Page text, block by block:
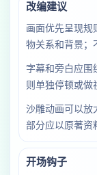
改编建议
画面优先呈现规
物关系和背景；
字幕和旁白应围
则单独停顿或做
沙雕动画可以放
部分应以原著资
开场钩子